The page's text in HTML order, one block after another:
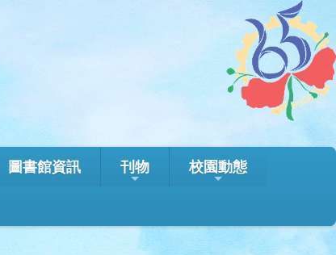
圖書館資訊 刊物 校園動態